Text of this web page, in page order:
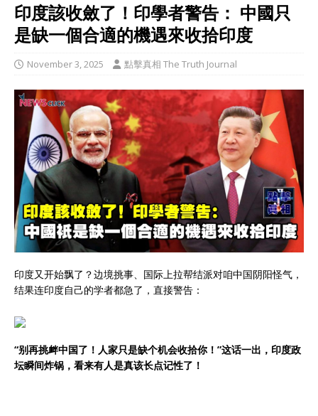
印度該收斂了！印學者警告： 中國只
是缺一個合適的機遇來收拾印度
November 3, 2025 點擊真相 The Truth Journal
印度又开始飘了？边境挑事、国际上拉帮结派对咱中国阴阳怪气，
结果连印度自己的学者都急了，直接警告：
“别再挑衅中国了！人家只是缺个机会收拾你！”这话一出，印度政
坛瞬间炸锅，看来有人是真该长点记性了！